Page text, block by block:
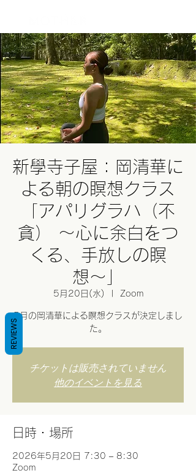
新學寺子屋：岡清華に
よる朝の瞑想クラス
「アパリグラハ（不
貪） 〜心に余白をつ
くる、手放しの瞑
想〜」
5月20日(水) Zoom
5月の岡清華による瞑想クラスが決定しまし
た。
チケットは販売されていません
他のイベントを見る
日時・場所
2026年5月20日 7:30 – 8:30
Zoom
REVIEWS